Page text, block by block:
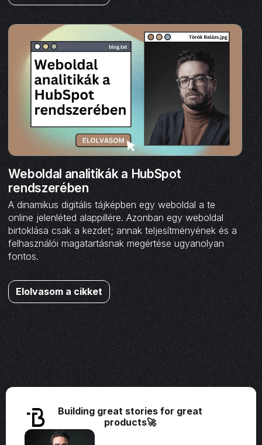
Weboldal analitikák a HubSpot
rendszerében
A dinamikus digitális tájképben egy weboldal a te
online jelenléted alappillére. Azonban egy weboldal
birtoklása csak a kezdet; annak teljesítményének és a
felhasználói magatartásnak megértése ugyanolyan
fontos.
Elolvasom a cikket
Building great stories for great
products🚀